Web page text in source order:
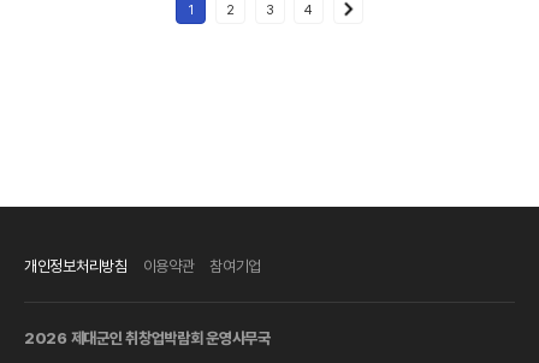
1 2 3 4
개인정보처리방침 이용약관 참여기업
2026 제대군인 취창업박람회 운영사무국